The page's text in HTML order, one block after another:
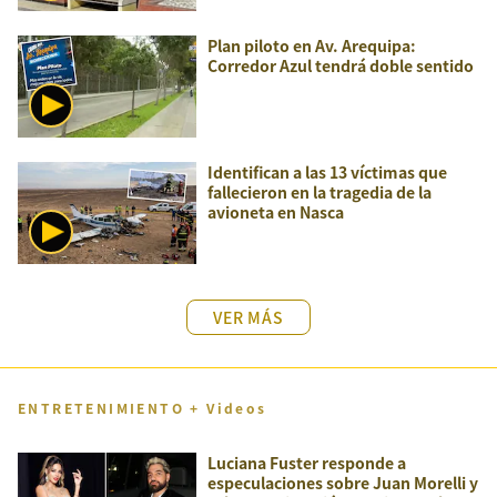
Plan piloto en Av. Arequipa:
Corredor Azul tendrá doble sentido
Identifican a las 13 víctimas que
fallecieron en la tragedia de la
avioneta en Nasca
VER MÁS
ENTRETENIMIENTO + Videos
Luciana Fuster responde a
especulaciones sobre Juan Morelli y